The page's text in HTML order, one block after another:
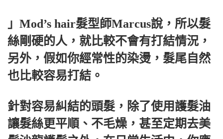
」Mod’s hair髮型師Marcus說，所以髮
絲剛硬的人，就比較不會有打結情況，
另外，假如你經常性的染燙，髮尾自然
也比較容易打結。
針對容易糾結的頭髮，除了使用護髮油
讓髮絲更平順、不毛燥，甚至定期去美